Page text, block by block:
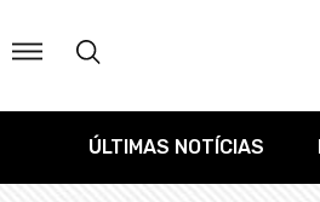
ÚLTIMAS NOTÍCIAS